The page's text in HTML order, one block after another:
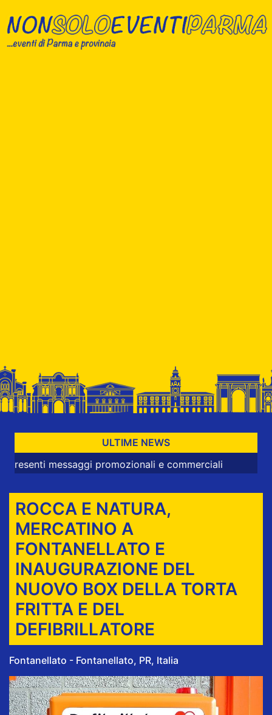
ULTIME NEWS
promozionali e commerciali
ROCCA E NATURA,
MERCATINO A
FONTANELLATO E
INAUGURAZIONE DEL
NUOVO BOX DELLA TORTA
FRITTA E DEL
DEFIBRILLATORE
Fontanellato - Fontanellato, PR, Italia